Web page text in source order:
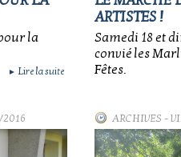
la
► Lire la suite
ARTISTES !
Samedi 18 et
convié les
Fêtes.
ARCHIVES -